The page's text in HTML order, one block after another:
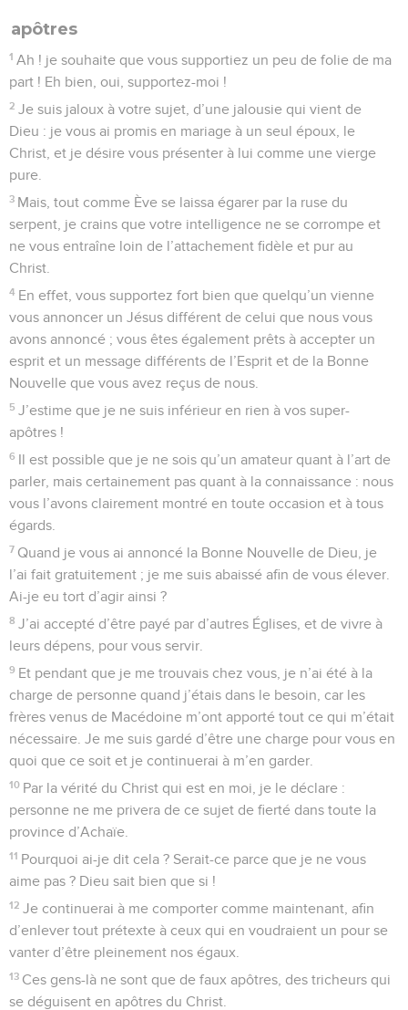
apôtres
1 Ah ! je souhaite que vous supportiez un peu de folie de ma
part ! Eh bien, oui, supportez-moi !
2 Je suis jaloux à votre sujet, d’une jalousie qui vient de
Dieu : je vous ai promis en mariage à un seul époux, le
Christ, et je désire vous présenter à lui comme une vierge
pure.
3 Mais, tout comme Ève se laissa égarer par la ruse du
serpent, je crains que votre intelligence ne se corrompe et
ne vous entraîne loin de l’attachement fidèle et pur au
Christ.
4 En effet, vous supportez fort bien que quelqu’un vienne
vous annoncer un Jésus différent de celui que nous vous
avons annoncé ; vous êtes également prêts à accepter un
esprit et un message différents de l’Esprit et de la Bonne
Nouvelle que vous avez reçus de nous.
5 J’estime que je ne suis inférieur en rien à vos super-
apôtres !
6 Il est possible que je ne sois qu’un amateur quant à l’art de
parler, mais certainement pas quant à la connaissance : nous
vous l’avons clairement montré en toute occasion et à tous
égards.
7 Quand je vous ai annoncé la Bonne Nouvelle de Dieu, je
l’ai fait gratuitement ; je me suis abaissé afin de vous élever.
Ai-je eu tort d’agir ainsi ?
8 J’ai accepté d’être payé par d’autres Églises, et de vivre à
leurs dépens, pour vous servir.
9 Et pendant que je me trouvais chez vous, je n’ai été à la
charge de personne quand j’étais dans le besoin, car les
frères venus de Macédoine m’ont apporté tout ce qui m’était
nécessaire. Je me suis gardé d’être une charge pour vous en
quoi que ce soit et je continuerai à m’en garder.
10 Par la vérité du Christ qui est en moi, je le déclare :
personne ne me privera de ce sujet de fierté dans toute la
province d’Achaïe.
11 Pourquoi ai-je dit cela ? Serait-ce parce que je ne vous
aime pas ? Dieu sait bien que si !
12 Je continuerai à me comporter comme maintenant, afin
d’enlever tout prétexte à ceux qui en voudraient un pour se
vanter d’être pleinement nos égaux.
13 Ces gens-là ne sont que de faux apôtres, des tricheurs qui
se déguisent en apôtres du Christ.